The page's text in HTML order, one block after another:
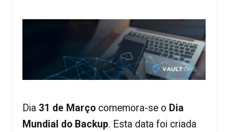
Dia 31 de Marçocomemora-se o Dia
Mundial do Backup. Esta data foi criada